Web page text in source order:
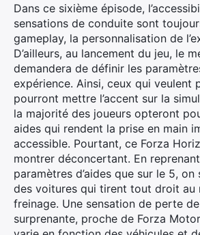
Dans ce sixième épisode,
sensations de conduite sont
gameplay, la personnalisation de
D’ailleurs, au lancement du jeu, le
demandera de définir les
expérience. Ainsi, ceux qui veulent
pourront mettre l’accent sur la
la majorité des joueurs opteront
aides qui rendent la prise en main
accessible. Pourtant, ce Forza
montrer déconcertant. En
paramètres d’aides que sur le 5,
des voitures qui tirent tout droit au
freinage. Une sensation de perte
surprenante, proche de Forza